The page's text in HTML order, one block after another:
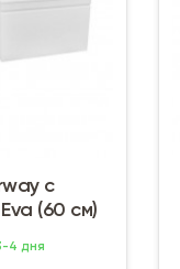
с
(60 см)
4 дня